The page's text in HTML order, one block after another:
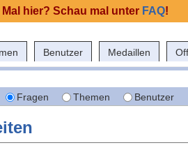
Benutzer Medaillen
Fragen Themen Benutzer
hier? Schau mal unter FAQ!